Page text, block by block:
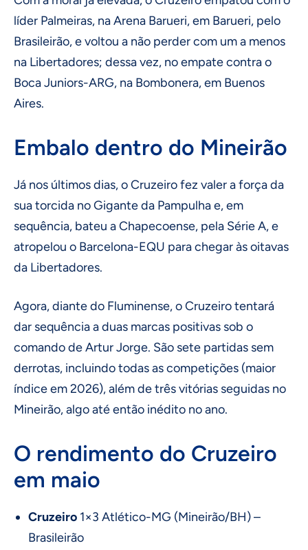
líder Palmeiras, na Arena Barueri, em Barueri, pelo
Brasileirão, e voltou a não perder com um a menos
na Libertadores; dessa vez, no empate contra o
Boca Juniors-ARG, na Bombonera, em Buenos
Aires.
Embalo dentro do Mineirão
Já nos últimos dias, o Cruzeiro fez valer a força da
sua torcida no Gigante da Pampulha e, em
sequência, bateu a Chapecoense, pela Série A, e
atropelou o Barcelona-EQU para chegar às oitavas
da Libertadores.
Agora, diante do Fluminense, o Cruzeiro tentará
dar sequência a duas marcas positivas sob o
comando de Artur Jorge. São sete partidas sem
derrotas, incluindo todas as competições (maior
índice em 2026), além de três vitórias seguidas no
Mineirão, algo até então inédito no ano.
O rendimento do Cruzeiro
em maio
Cruzeiro 1×3 Atlético-MG (Mineirão/BH) –
Brasileirão